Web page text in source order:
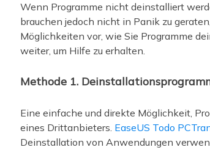
Wenn Programme nicht deinstalliert
brauchen jedoch nicht in Panik zu
Möglichkeiten vor, wie Sie Programme
weiter, um Hilfe zu erhalten.
Methode 1.
Eine einfache und direkte Möglichkeit,
eines Drittanbieters. EaseUS Todo
Deinstallation von Anwendungen